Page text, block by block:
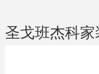
圣戈班杰科